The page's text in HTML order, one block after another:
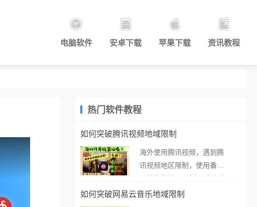
电脑软件 安卓下载 苹果下载 资讯教程
热门软件教程
如何突破腾讯视频地域限制
海外使用腾讯视频，遇到腾
讯视频地区限制，使用番茄
外打开腾讯视频，却突然弹
如何突破网易云音乐地域限制